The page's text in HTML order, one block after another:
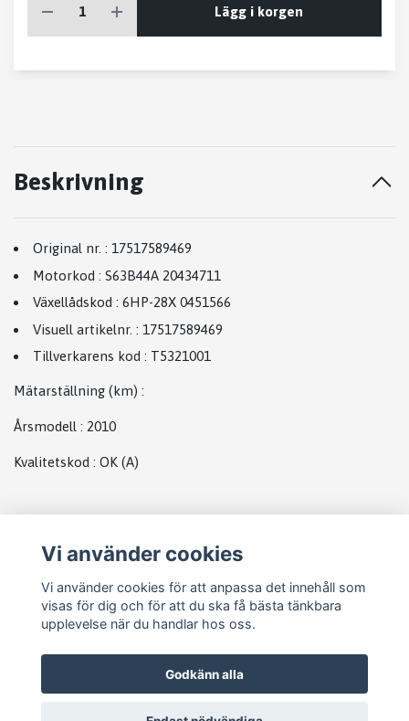
Lägg i korgen
Beskrivning
Original nr. : 17517589469
Motorkod : S63B44A 20434711
Växellådskod : 6HP-28X 0451566
Visuell artikelnr. : 17517589469
Tillverkarens kod : T5321001
Mätarställning (km) :
Årsmodell : 2010
Kvalitetskod : OK (A)
Vi använder cookies
Vi använder cookies för att anpassa det innehåll som
visas för dig och för att du ska få bästa tänkbara
upplevelse när du handlar hos oss.
Godkänn alla